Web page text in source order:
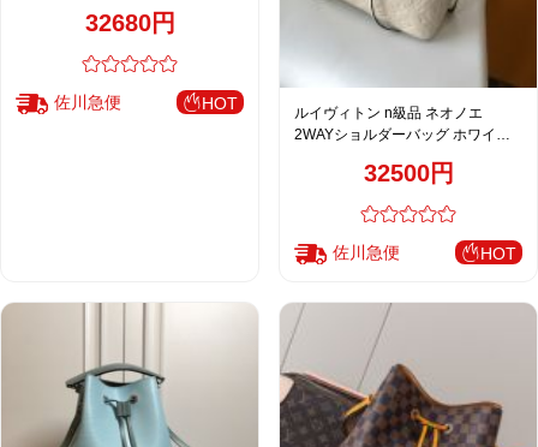
32680円
佐川急便 HOT
ルイヴィトン n級品 ネオノエ
2WAYショルダーバッグ ホワイト
32500円
佐川急便 HOT